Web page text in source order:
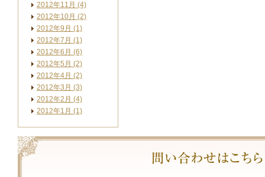
2012年11月 (4)
2012年10月 (2)
2012年9月 (1)
2012年7月 (1)
2012年6月 (6)
2012年5月 (2)
2012年4月 (2)
2012年3月 (3)
2012年2月 (4)
2012年1月 (1)